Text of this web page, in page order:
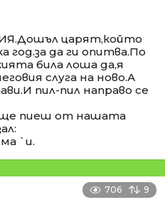
царят,който
год.за да ги опитва.По
била лоша да,я
слуга на ново.А
пил-пил направо се
ще пиеш от нашата
`и.
706 9